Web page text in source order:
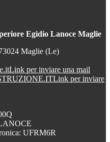
Egidio Lanoce Maglie
Maglie (Le)
Link per inviare una mail
Link per inviare
UFRM6R